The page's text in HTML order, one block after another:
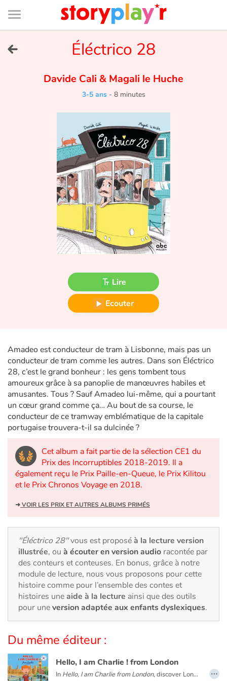
Connexion
Bibliothèque
de
page
Tester gratuitement
Contes d'ici et d'ailleurs
Fable, mythe, littérature et poésie
Princesses et princes, rois, reines et dragons
Ogres, monstres et sorcières
Héroïnes et héros
Les animaux
Voyage, épopée, enquête, aventure
Autour du monde
Apprentissage
Art, espace, activité
Documentaires
En famille
Quotidien et loisirs
À l'école
Fêtes et évènements
Amour et amitié
Émotions et sentiments
Éléctrico 28
Davide Cali & Magali le Huche
3-5 ans- 8 minutes
Lire
Ecouter
Amadeo est conducteur de tram à Lisbonne, mais pas un
conducteur de tram comme les autres. Dans son Éléctrico
28, c’est le grand bonheur : les gens tombent tous
amoureux grâce à sa panoplie de manœuvres habiles et
amusantes. Tous ? Sauf Amadeo lui-même, qui a pourtant
un cœur grand comme ça… Au bout de sa course, le
conducteur de ce tramway emblématique de la capitale
portugaise trouvera-t-il sa dulcinée ?
Cet album a fait partie de la sélection CE1 du
Prix des Incorruptibles 2018-2019. Il a
également reçu le Prix Paille-en-Queue, le Prix Kilitou
et le Prix Chronos Voyage en 2018.
➜VOIR LES PRIX ET AUTRES ALBUMS PRIMÉS
"Éléctrico 28"vous est proposéà la lecture version
illustrée, ou à écouter en version audio racontée par
des conteurs et conteuses. En bonus, grâce à notre
module de lecture, nous vous proposons pour cette
histoire comme pour l’ensemble des contes et
histoires uneaide à la lecture ainsi que des outils
pour uneversion adaptée aux enfants dyslexiques.
Du même éditeur :
Hello, I am Charlie ! from London
In Hello, I am Charlie from London, discover London with Charlie, an eight-year-old English boy. Meet his family and friends, visit his school and his city with Big Ben, double-decker buses, Buckingham Palace... …